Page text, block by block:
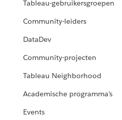
Tableau-gebruikersgroepen
Community-leiders
DataDev
Community-projecten
Tableau Neighborhood
Academische programma's
Events